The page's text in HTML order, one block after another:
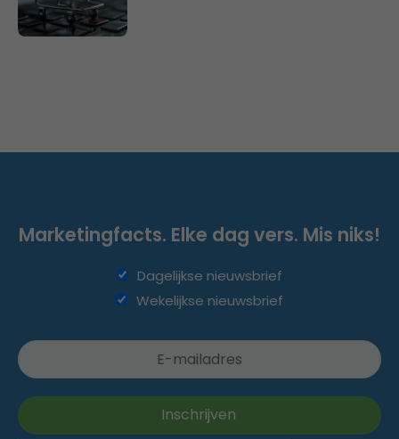
Marketingfacts. Elke dag vers. Mis niks!
Dagelijkse nieuwsbrief
Wekelijkse nieuwsbrief